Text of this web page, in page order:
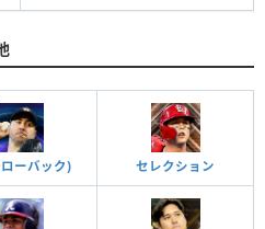
ーバック) セレクション